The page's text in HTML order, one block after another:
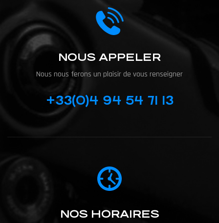
NOUS APPELER
Nous nous ferons un plaisir de vous renseigner
+33(0)4 94 54 71 13
NOS HORAIRES